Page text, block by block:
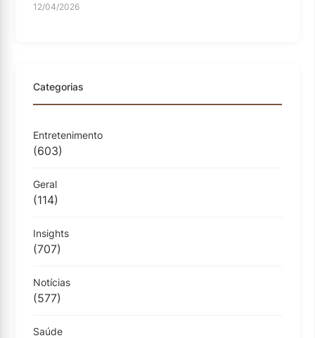
12/04/2026
Categorias
Entretenimento
(603)
Geral
(114)
Insights
(707)
Notícias
(577)
Saúde